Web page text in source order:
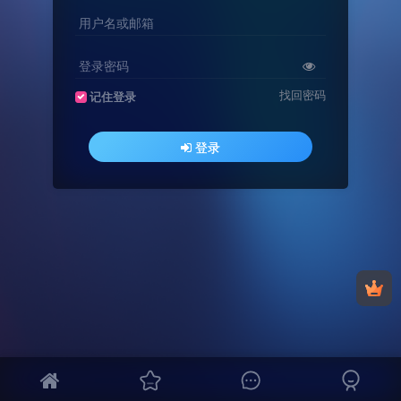
用户名或邮箱
登录密码
记住登录 找回密码
登录